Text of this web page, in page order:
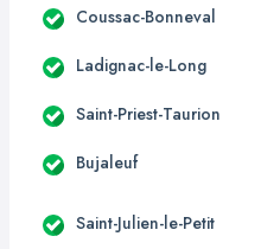
Coussac-Bonneval
Ladignac-le-Long
Saint-Priest-Taurion
Bujaleuf
Saint-Julien-le-Petit